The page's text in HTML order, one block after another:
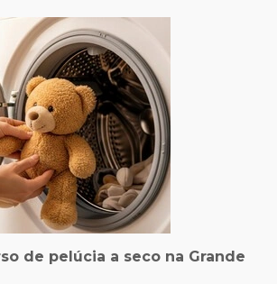
de pelúcia a seco na Grande